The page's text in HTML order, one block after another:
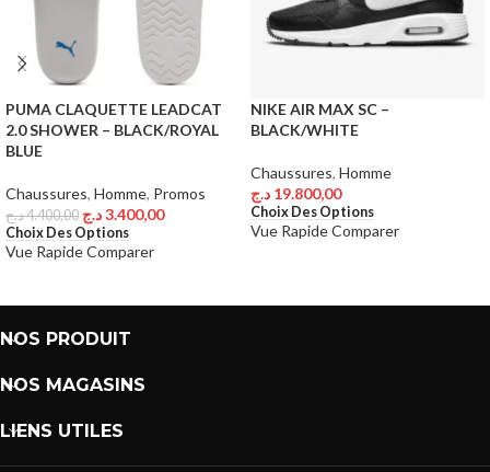
PUMA CLAQUETTE LEADCAT
2.0 SHOWER – BLACK/ROYAL
BLUE
Chaussures, Homme, Promos
4.400,00د.ج 3.400,00د.ج
Choix Des Options
Vue RapideComparer
NIKE AIR MAX SC –
BLACK/WHITE
Chaussures, Homme
19.800,00 د.ج
Choix Des Options
Vue RapideComparer
NOS PRODUIT
NOS MAGASINS
LIENS UTILES